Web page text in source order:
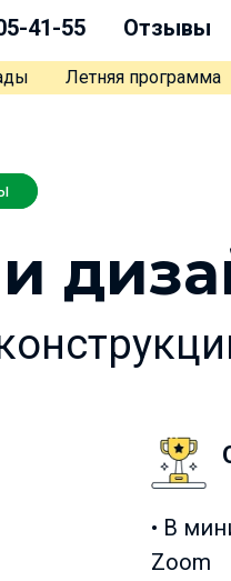
41-55 Отзывы
Летняя программа
• В
Zoom